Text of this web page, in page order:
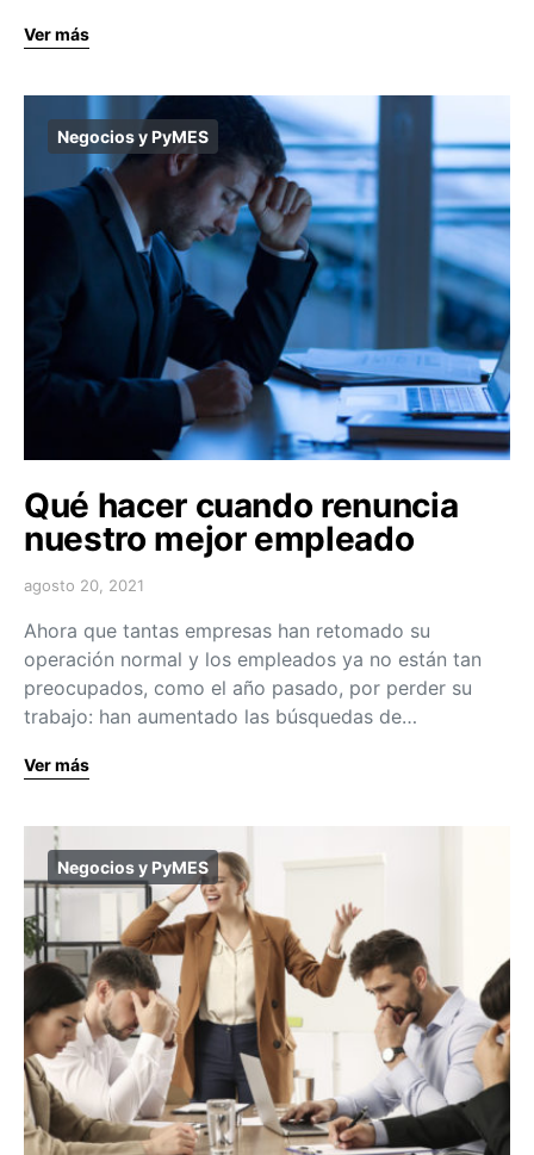
Ver más
Negocios y PyMES
Qué hacer cuando renuncia
nuestro mejor empleado
agosto 20, 2021
Ahora que tantas empresas han retomado su
operación normal y los empleados ya no están tan
preocupados, como el año pasado, por perder su
trabajo: han aumentado las búsquedas de…
Ver más
Negocios y PyMES